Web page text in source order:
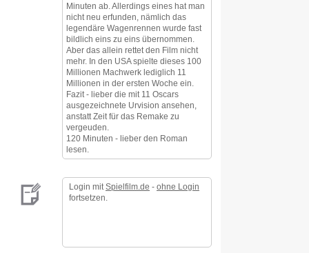
Minuten ab. Allerdings eines hat man
nicht neu erfunden, nämlich das
legendäre Wagenrennen wurde fast
bildlich eins zu eins übernommen.
Aber das allein rettet den Film nicht
mehr. In den USA spielte dieses 100
Millionen Machwerk lediglich 11
Millionen in der ersten Woche ein.
Fazit - lieber die mit 11 Oscars
ausgezeichnete Urvision ansehen,
anstatt Zeit für das Remake zu
vergeuden.
120 Minuten - lieber den Roman
lesen.
Login mit Spielfilm.de - ohne Login
fortsetzen.